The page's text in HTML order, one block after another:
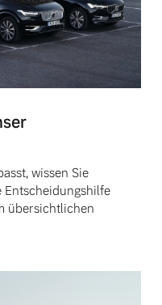
wissen Sie
Entscheidungshilfe
übersichtlichen